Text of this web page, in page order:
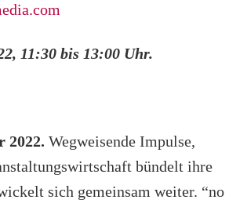
11:30 bis 13:00 Uhr.
2022. Wegweisende Impulse,
bündelt ihre
sich gemeinsam weiter. “no